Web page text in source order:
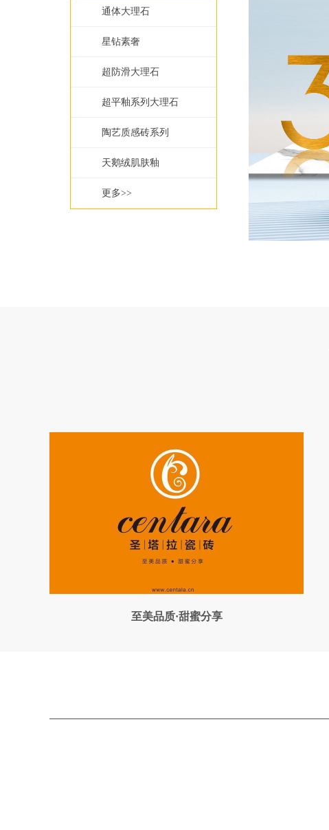
通体大理石
星钻素奢
超防滑大理石
超平釉系列大理石
陶艺质感砖系列
天鹅绒肌肤釉
更多>>
至美品质·甜蜜分享